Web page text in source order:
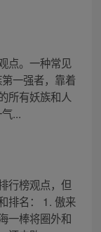
点。一种常见
一强者，靠着
所有妖族和人
...
行榜观点，但
排名： 1. 傲来
一棒将圈外和